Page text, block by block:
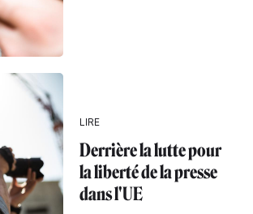
LIRE
Derrière la lutte pour
la liberté de la presse
dans l'UE